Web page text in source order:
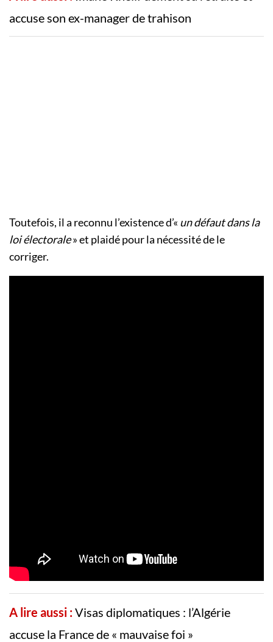
accuse son ex-manager de trahison
Toutefois, il a reconnu l’existence d’« un défautdans la
loi électorale» et plaidé pour la nécessité de le
corriger.
A lire aussi :Visas diplomatiques : l’Algérie
accuse la France de « mauvaise foi »